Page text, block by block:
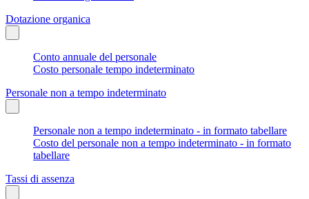
Dotazione organica
Conto annuale del personale
Costo personale tempo indeterminato
Personale non a tempo indeterminato
Personale non a tempo indeterminato - in formato tabellare
Costo del personale non a tempo indeterminato - in formato
tabellare
Tassi di assenza